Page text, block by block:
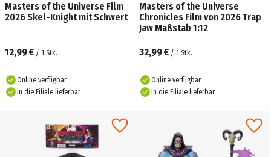
Masters of the Universe Film
2026 Skel-Knight mit Schwert
12,99 € / 1 Stk.
Online verfügbar
In die Filiale lieferbar
Masters of the Universe
Chronicles Film von 2026 Trap
Jaw Maßstab 1:12
32,99 € / 1 Stk.
Online verfügbar
In die Filiale lieferbar